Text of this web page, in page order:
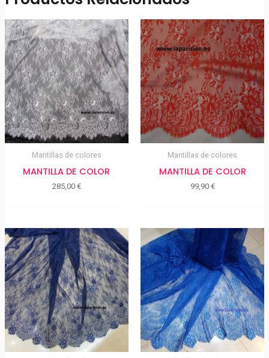
Mantillas de colores
MANTILLA DE COLOR
285,00 €
Mantillas de colores
MANTILLA DE COLOR
99,90 €